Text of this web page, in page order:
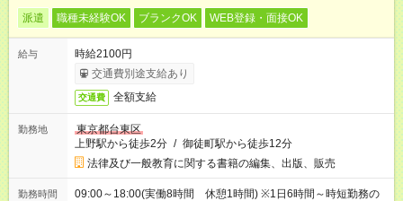
派遣 職種未経験OK ブランクOK WEB登録・面接OK
給与
時給2100円
交通費別途支給あり
交通費 全額支給
勤務地
東京都台東区
上野駅から徒歩2分 / 御徒町駅から徒歩12分
法律及び一般教育に関する書籍の編集、出版、販売
勤務時間
09:00～18:00(実働8時間 休憩1時間) ※1日6時間～時短勤務の